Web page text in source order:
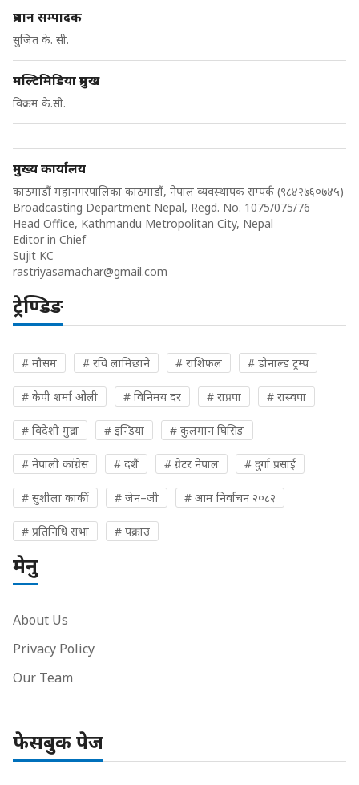
प्रधान सम्पादक
सुजित के. सी.
मल्टिमिडिया प्रमुख
विक्रम के.सी.
मुख्य कार्यालय
काठमाडौं महानगरपालिका काठमाडौं, नेपाल व्यवस्थापक सम्पर्क (९८४२७६०७४५)
Broadcasting Department Nepal, Regd. No. 1075/075/76
Head Office, Kathmandu Metropolitan City, Nepal
Editor in Chief
Sujit KC
rastriyasamachar@gmail.com
ट्रेण्डिङ
# मौसम # रवि लामिछाने # राशिफल # डोनाल्ड ट्रम्प
# केपी शर्मा ओली # विनिमय दर # राप्रपा # रास्वपा
# विदेशी मुद्रा # इन्डिया # कुलमान घिसिङ
# नेपाली कांग्रेस # दशैं # ग्रेटर नेपाल # दुर्गा प्रसाईं
# सुशीला कार्की # जेन–जी # आम निर्वाचन २०८२
# प्रतिनिधि सभा # पक्राउ
मेनु
About Us
Privacy Policy
Our Team
फेसबुक पेज